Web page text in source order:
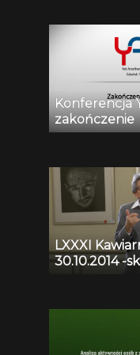
Konferencja
zakończenie
LXXXI
30.10.2014 -